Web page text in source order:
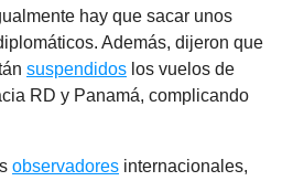
hay que sacar unos
Además, dijeron que
suspendidos los vuelos de
RD y Panamá, complicando
observadores internacionales,